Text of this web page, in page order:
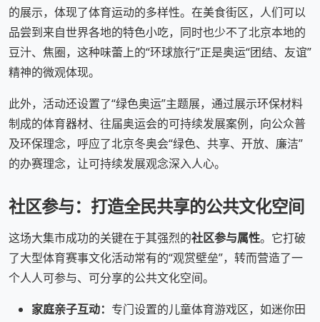
的展示，体现了体育运动的多样性。在美食街区，人们可以
品尝到来自世界各地的特色小吃，同时也少不了北京本地的
豆汁、焦圈，这种味蕾上的“环球旅行”正是奥运“团结、友谊”
精神的微观体现。
此外，活动还设置了“绿色奥运”主题展，通过展示环保材料
制成的体育器材、往届奥运会的可持续发展案例，向公众普
及环保理念，呼应了北京冬奥会“绿色、共享、开放、廉洁”
的办赛理念，让可持续发展观念深入人心。
社区参与：打造全民共享的公共文化空间
这场大集市成功的关键在于其强烈的社区参与属性。它打破
了大型体育赛事文化活动常有的“观赏壁垒”，转而营造了一
个人人可参与、可分享的公共文化空间。
家庭亲子互动： 专门设置的儿童体育游戏区，如迷你田